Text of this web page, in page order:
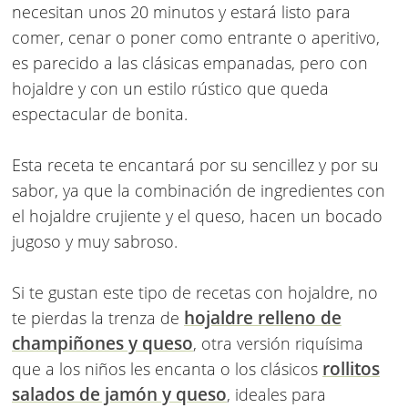
necesitan unos 20 minutos y estará listo para
comer, cenar o poner como entrante o aperitivo,
es parecido a las clásicas empanadas, pero con
hojaldre y con un estilo rústico que queda
espectacular de bonita.
Esta receta te encantará por su sencillez y por su
sabor, ya que la combinación de ingredientes con
el hojaldre crujiente y el queso, hacen un bocado
jugoso y muy sabroso.
Si te gustan este tipo de recetas con hojaldre, no
te pierdas la trenza de hojaldre relleno de
champiñones y queso, otra versión riquísima
que a los niños les encanta o los clásicos rollitos
salados de jamón y queso, ideales para